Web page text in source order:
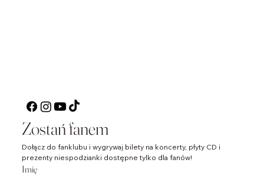
Dołącz do fanklubu koncertów noworocznych, by
być bliżej muzycznych emocji, ekskluzywnych treści i
wyjątkowych wydarzeń – zostań częścią naszej
społeczności już dziś!
Zostań fanem
Dołącz do fanklubu i wygrywaj bilety na koncerty, płyty CD i
prezenty niespodzianki dostępne tylko dla fanów!
Imię